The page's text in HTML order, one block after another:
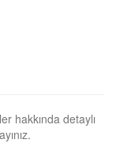
hakkında detaylı